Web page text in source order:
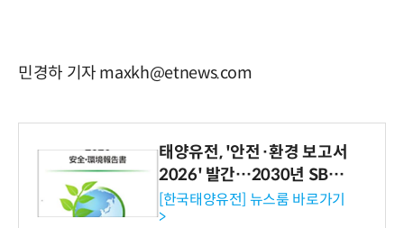
민경하 기자 maxkh@etnews.com
태양유전, '안전·환경 보고서
2026' 발간…2030년 SBT
수준 온실가스 감축 추진
[한국태양유전] 뉴스룸 바로가기
>